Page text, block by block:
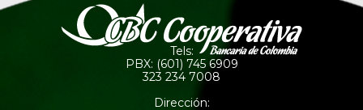
Tels:
PBX: (601) 745 6909
323 234 7008
Dirección: